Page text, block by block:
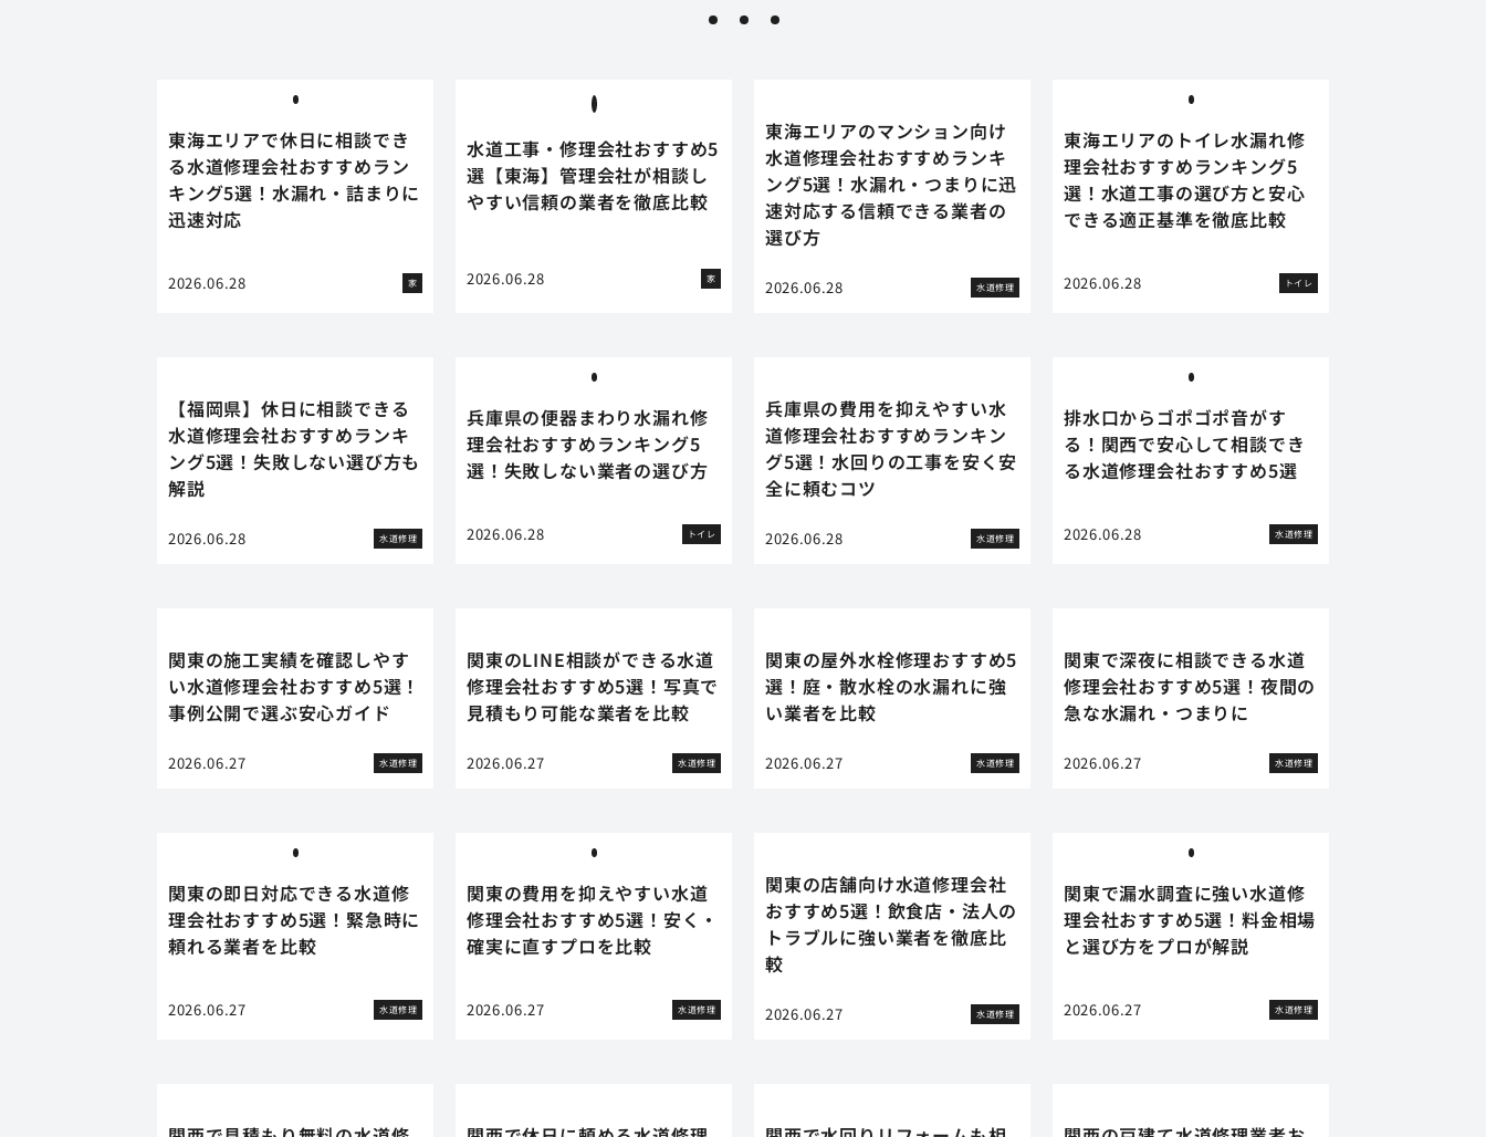
東海エリアで休日に相談でき
る水道修理会社おすすめラン
キング5選！水漏れ・詰まりに
迅速対応
2026.06.28 家
水道工事・修理会社おすすめ5
選【東海】管理会社が相談し
やすい信頼の業者を徹底比較
2026.06.28 家
東海エリアのマンション向け
水道修理会社おすすめランキ
ング5選！水漏れ・つまりに迅
速対応する信頼できる業者の
選び方
2026.06.28 水道修理
東海エリアのトイレ水漏れ修
理会社おすすめランキング5
選！水道工事の選び方と安心
できる適正基準を徹底比較
2026.06.28 トイレ
【福岡県】休日に相談できる
水道修理会社おすすめランキ
ング5選！失敗しない選び方も
解説
2026.06.28 水道修理
兵庫県の便器まわり水漏れ修
理会社おすすめランキング5
選！失敗しない業者の選び方
2026.06.28 トイレ
兵庫県の費用を抑えやすい水
道修理会社おすすめランキン
グ5選！水回りの工事を安く安
全に頼むコツ
2026.06.28 水道修理
排水口からゴポゴポ音がす
る！関西で安心して相談でき
る水道修理会社おすすめ5選
2026.06.28 水道修理
関東の施工実績を確認しやす
い水道修理会社おすすめ5選！
事例公開で選ぶ安心ガイド
2026.06.27 水道修理
関東のLINE相談ができる水道
修理会社おすすめ5選！写真で
見積もり可能な業者を比較
2026.06.27 水道修理
関東の屋外水栓修理おすすめ5
選！庭・散水栓の水漏れに強
い業者を比較
2026.06.27 水道修理
関東で深夜に相談できる水道
修理会社おすすめ5選！夜間の
急な水漏れ・つまりに
2026.06.27 水道修理
関東の即日対応できる水道修
理会社おすすめ5選！緊急時に
頼れる業者を比較
2026.06.27 水道修理
関東の費用を抑えやすい水道
修理会社おすすめ5選！安く・
確実に直すプロを比較
2026.06.27 水道修理
関東の店舗向け水道修理会社
おすすめ5選！飲食店・法人の
トラブルに強い業者を徹底比
較
2026.06.27 水道修理
関東で漏水調査に強い水道修
理会社おすすめ5選！料金相場
と選び方をプロが解説
2026.06.27 水道修理